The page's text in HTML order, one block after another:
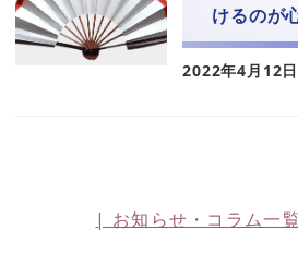
けるのが
2022年4月12日
| お知らせ・コラム一